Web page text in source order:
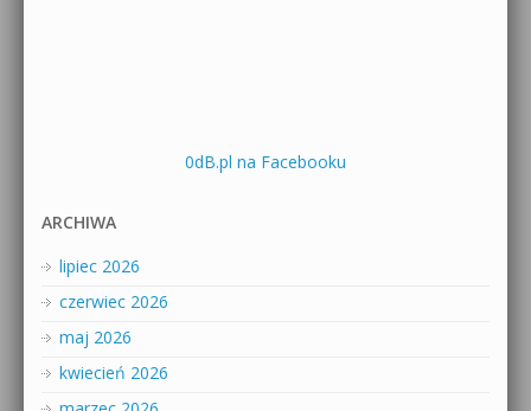
0dB.pl na Facebooku
ARCHIWA
lipiec 2026
czerwiec 2026
maj 2026
kwiecień 2026